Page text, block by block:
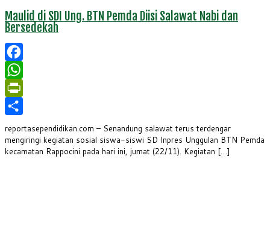
Maulid di SDI Ung. BTN Pemda Diisi Salawat Nabi dan
Bersedekah
Facebook
WhatsApp
PrintFriendly
Share
reportasependidikan.com – Senandung salawat terus terdengar
mengiringi kegiatan sosial siswa-siswi SD Inpres Unggulan BTN Pemda
kecamatan Rappocini pada hari ini, jumat (22/11). Kegiatan […]